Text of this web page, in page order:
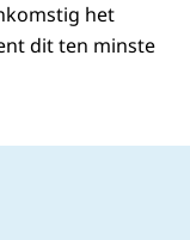
het
dit ten minste